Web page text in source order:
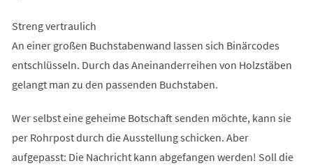
Streng vertraulich
An einer großen Buchstabenwand lassen sich Binärcodes
entschlüsseln. Durch das Aneinanderreihen von Holzstäben
gelangt man zu den passenden Buchstaben.
Wer selbst eine geheime Botschaft senden möchte, kann sie
per Rohrpost durch die Ausstellung schicken. Aber
aufgepasst: Die Nachricht kann abgefangen werden! Soll die